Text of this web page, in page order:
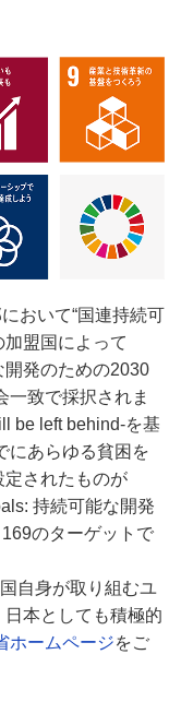
おいて“国連持続可
盟国によって
開発のための2030
一致で採択されま
be left behind-を基
にあらゆる貧困を
されたものが
持続可能な開発
のターゲットで
自身が取り組むユ
本としても積極的
ホームページをご